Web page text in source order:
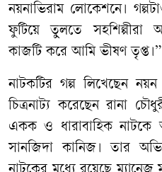
নয়নাভিরাম লোকেশনে।
ফুটিয়ে তুলতে সহশিল্পীরা
কাজটি করে আমি ভীষণ তৃপ্ত।”
নাটকটির গল্প লিখেছেন
চিত্রনাট্য করেছেন রানা
একক ও ধারাবাহিক নাটকে
সানজিদা কানিজ। তার